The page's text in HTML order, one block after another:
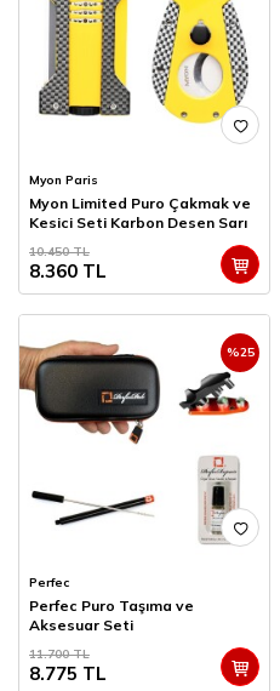
Myon Paris
Myon Limited Puro Çakmak ve
Kesici Seti Karbon Desen Sarı
10.450TL
8.360 TL
%25
Perfec
Perfec Puro Taşıma ve
Aksesuar Seti
11.700TL
8.775 TL